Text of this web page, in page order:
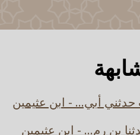
أبي... - ابن عثيمين
بن رم... - ابن عثيمين